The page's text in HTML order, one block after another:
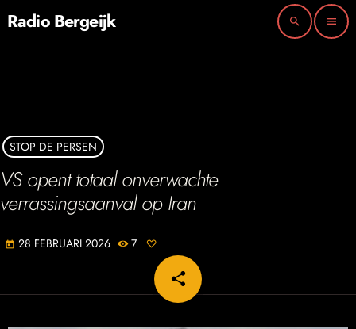
Radio Bergeijk search menu
STOP DE PERSEN
VS opent totaal onverwachte
verrassingsaanval op Iran
today 28 FEBRUARI 2026 7
share
email